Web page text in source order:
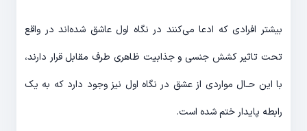
بیشتر افرادی که ادعا می‌کنند در نگاه اول عاشق شده‌اند در واقع
تحت تاثیر کشش جنسی و جذابیت ظاهری طرف مقابل قرار دارند،
با این حـال مواردی از عشق در نگاه اول نیز وجود دارد که به یک
رابطه پایدار ختم شده است.